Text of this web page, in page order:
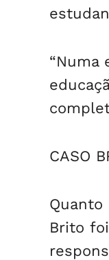
“Numa
CASO
Quanto
Brito